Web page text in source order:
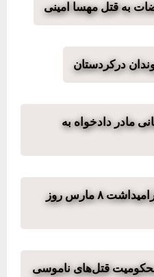
به قتل مهسا امینی
درکردستان
مادر دادخواه به
قتعنامە بە مناسبت گرامیداشت ٨ مارس روز
قتل‌های ناموسی